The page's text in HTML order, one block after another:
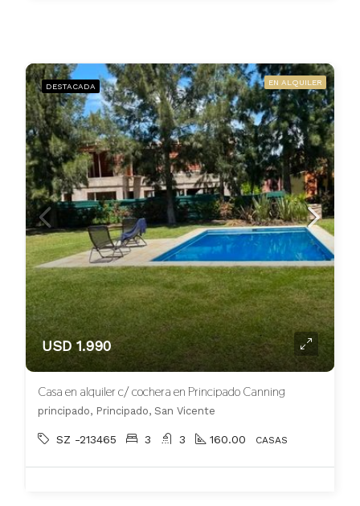
DESTACADA EN ALQUILER
USD 1.990
Casa en alquiler c/ cochera en Principado Canning
principado, Principado, San Vicente
SZ -213465 3 3 160.00 CASAS